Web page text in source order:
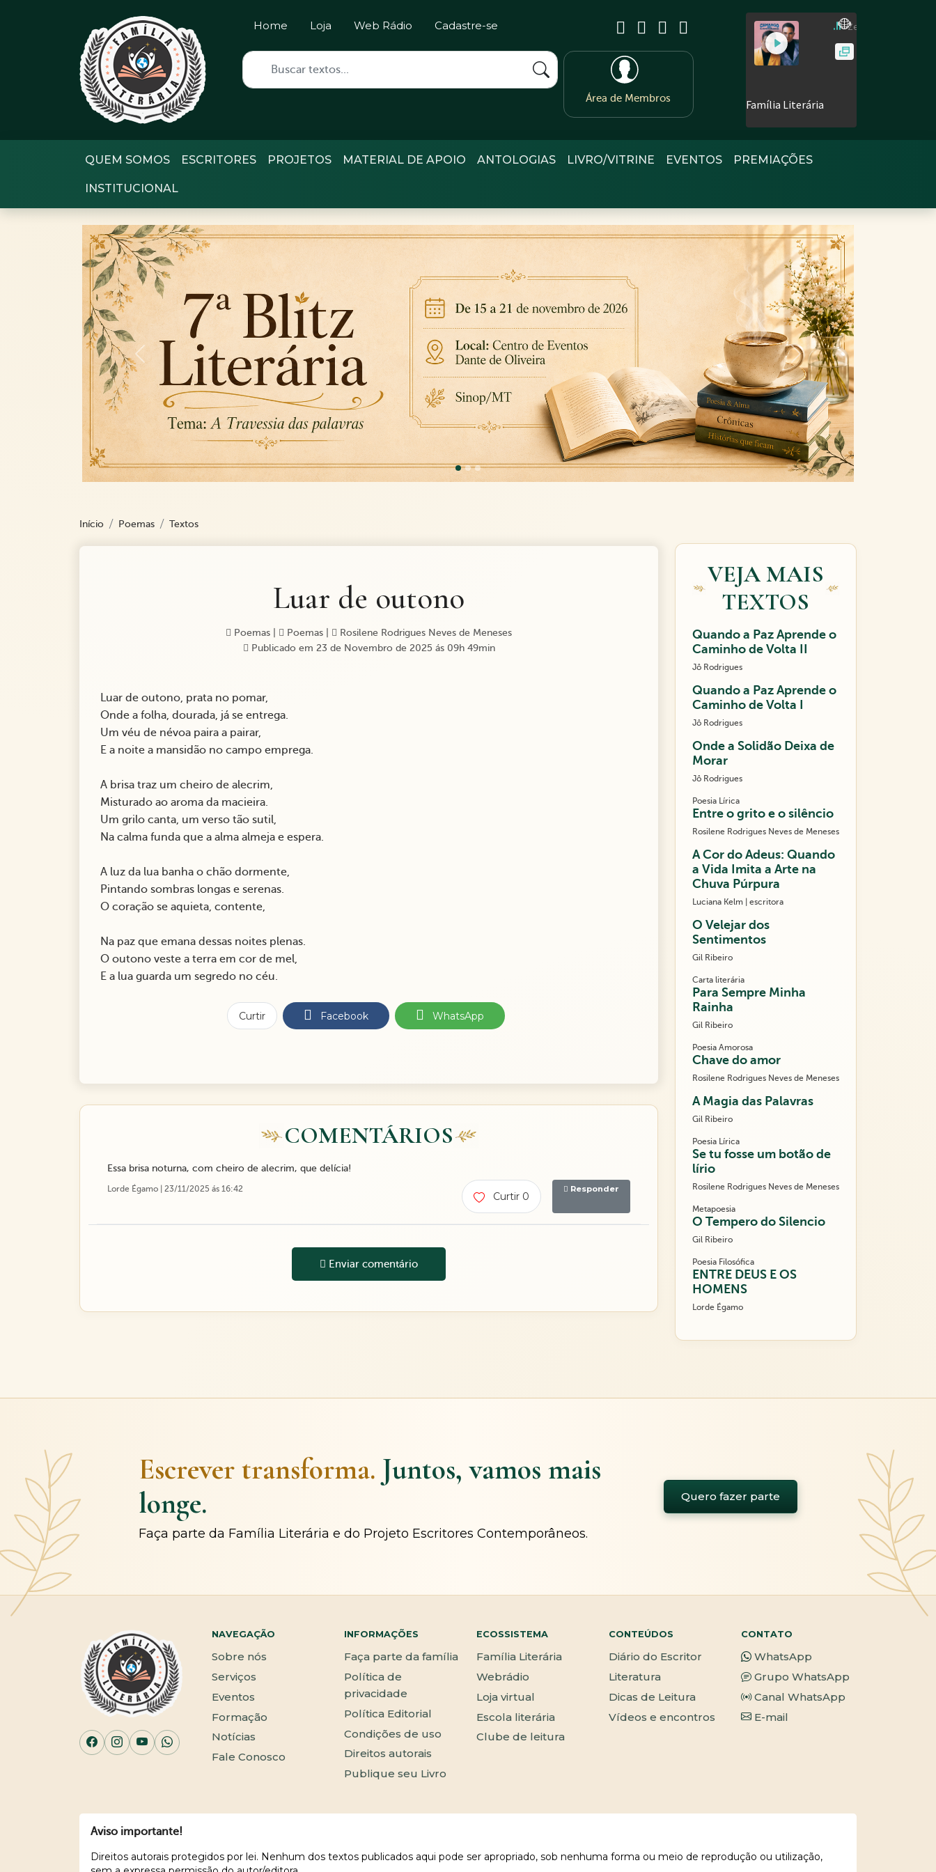
Home Loja Web Rádio Cadastre-se
Área de Membros
QUEM SOMOS ESCRITORES PROJETOS MATERIAL DE APOIO ANTOLOGIAS LIVRO/VITRINE EVENTOS PREMIAÇÕES
INSTITUCIONAL
Previous Next
Início Poemas Textos
Luar de outono
Poemas Poemas
Rosilene Rodrigues Neves de Meneses
Publicado em 23 de Novembro de 2025 ás 09h 49min
Luar de outono, prata no pomar,
Onde a folha, dourada, já se entrega.
Um véu de névoa paira a pairar,
E a noite a mansidão no campo emprega.
A brisa traz um cheiro de alecrim,
Misturado ao aroma da macieira.
Um grilo canta, um verso tão sutil,
Na calma funda que a alma almeja e espera.
A luz da lua banha o chão dormente,
Pintando sombras longas e serenas.
O coração se aquieta, contente,
Na paz que emana dessas noites plenas.
O outono veste a terra em cor de mel,
E a lua guarda um segredo no céu.
Curtir Facebook WhatsApp
COMENTÁRIOS
Essa brisa noturna, com cheiro de alecrim, que delícia!
Lorde Égamo | 23/11/2025 ás 16:42
Curtir 0
Responder
Enviar comentário
VEJA MAIS
TEXTOS
Quando a Paz Aprende o
Caminho de Volta II
Jô Rodrigues
Quando a Paz Aprende o
Caminho de Volta I
Jô Rodrigues
Onde a Solidão Deixa de
Morar
Jô Rodrigues
Poesia Lírica
Entre o grito e o silêncio
Rosilene Rodrigues Neves de Meneses
A Cor do Adeus: Quando
a Vida Imita a Arte na
Chuva Púrpura
Luciana Kelm | escritora
O Velejar dos
Sentimentos
Gil Ribeiro
Carta literária
Para Sempre Minha
Rainha
Gil Ribeiro
Poesia Amorosa
Chave do amor
Rosilene Rodrigues Neves de Meneses
A Magia das Palavras
Gil Ribeiro
Poesia Lírica
Se tu fosse um botão de
lírio
Rosilene Rodrigues Neves de Meneses
Metapoesia
O Tempero do Silencio
Gil Ribeiro
Poesia Filosófica
ENTRE DEUS E OS
HOMENS
Lorde Égamo
Escrever transforma. Juntos, vamos mais
longe.
Faça parte da Família Literária e do Projeto Escritores Contemporâneos.
Quero fazer parte
NAVEGAÇÃO
Sobre nós
Serviços
Eventos
Formação
Notícias
Fale Conosco
INFORMAÇÕES
Faça parte da família
Política de
privacidade
Política Editorial
Condições de uso
Direitos autorais
Publique seu Livro
ECOSSISTEMA
Família Literária
Webrádio
Loja virtual
Escola literária
Clube de leitura
CONTEÚDOS
Diário do Escritor
Literatura
Dicas de Leitura
Vídeos e encontros
CONTATO
WhatsApp
Grupo WhatsApp
Canal WhatsApp
E-mail
Aviso importante!
Direitos autorais protegidos por lei. Nenhum dos textos publicados aqui pode ser apropriado, sob nenhuma forma ou meio de reprodução ou utilização,